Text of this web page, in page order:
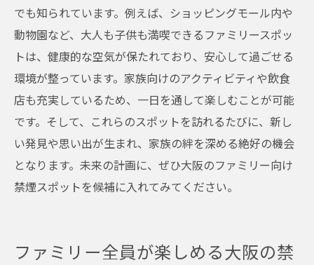
でも知られています。例えば、ショッピングモール内や
動物園など、大人も子供も満喫できるファミリースポッ
トは、健康的な空気が保たれており、安心して過ごせる
環境が整っています。家族向けのアクティビティや飲食
店も充実しているため、一日を通して楽しむことが可能
です。そして、これらのスポットを訪れるたびに、新し
い発見や思い出が生まれ、家族の絆を深める絶好の機会
となります。未来の計画に、ぜひ大阪のファミリー向け
禁煙スポットを候補に入れてみてください。
ファミリー全員が楽しめる大阪の禁